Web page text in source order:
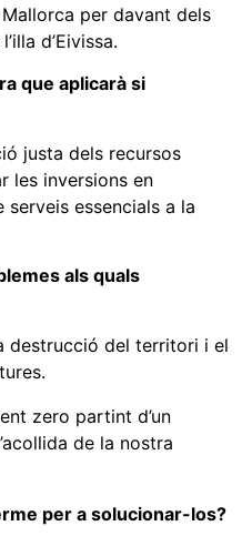
per davant dels
d’Eivissa.
que aplicarà si
justa dels recursos
les inversions en
essencials a la
als quals
destrucció del territori i el
zero partint d’un
de la nostra
per a solucionar-los?